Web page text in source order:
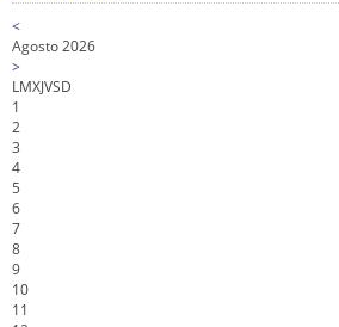
<
Agosto 2026
>
LMXJVSD
1
2
3
4
5
6
7
8
9
10
11